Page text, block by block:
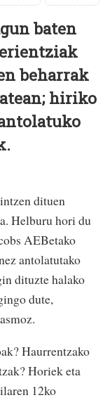
baten
beharrak
hiriko
dituen
Helburu hori du
AEBetako
antolatutako
dituzte halako
dute,
Haurrentzako
Horiek eta
12ko